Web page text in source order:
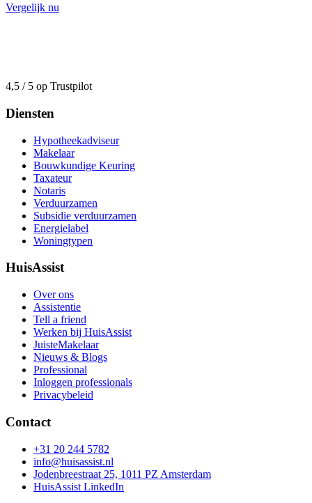
Vergelijk nu
4,5 / 5 op Trustpilot
Diensten
Hypotheekadviseur
Makelaar
Bouwkundige Keuring
Taxateur
Notaris
Verduurzamen
Subsidie verduurzamen
Energielabel
Woningtypen
HuisAssist
Over ons
Assistentie
Tell a friend
Werken bij HuisAssist
JuisteMakelaar
Nieuws & Blogs
Professional
Inloggen professionals
Privacybeleid
Contact
+31 20 244 5782
info@huisassist.nl
Jodenbreestraat 25, 1011 PZ Amsterdam
HuisAssist LinkedIn